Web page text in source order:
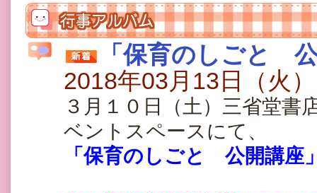
「保育のしごと
2018年03月13日（火）
３月１０日（土）三省堂
ベントスペースにて、
「保育のしごと 公開講座